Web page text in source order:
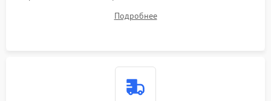
Подробнее